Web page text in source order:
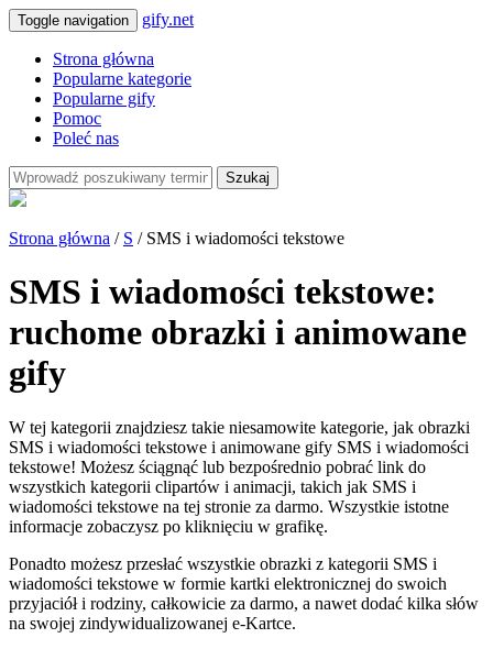
Toggle navigation gify.net
Strona główna
Popularne kategorie
Popularne gify
Pomoc
Poleć nas
Szukaj
Strona główna / S / SMS i wiadomości tekstowe
SMS i wiadomości tekstowe:
ruchome obrazki i animowane
gify
W tej kategorii znajdziesz takie niesamowite kategorie, jak obrazki
SMS i wiadomości tekstowe i animowane gify SMS i wiadomości
tekstowe! Możesz ściągnąć lub bezpośrednio pobrać link do
wszystkich kategorii clipartów i animacji, takich jak SMS i
wiadomości tekstowe na tej stronie za darmo. Wszystkie istotne
informacje zobaczysz po kliknięciu w grafikę.
Ponadto możesz przesłać wszystkie obrazki z kategorii SMS i
wiadomości tekstowe w formie kartki elektronicznej do swoich
przyjaciół i rodziny, całkowicie za darmo, a nawet dodać kilka słów
na swojej zindywidualizowanej e-Kartce.